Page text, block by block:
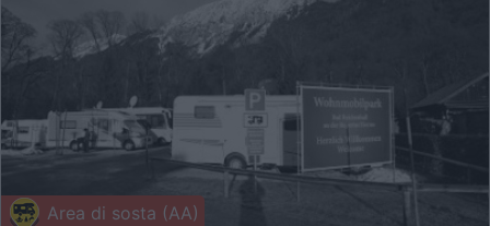
Area di sosta (AA)